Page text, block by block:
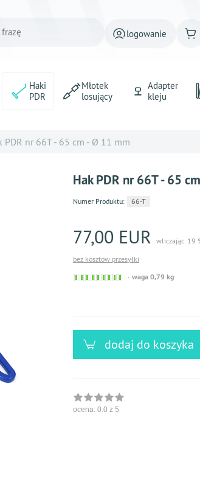
logowanie
Haki
PDR
Młotek
losujący
Adapter
kleju
PDR nr 66T - 65 cm - Ø 11 mm
Hak PDR nr 66T - 65
Numer Produktu: 66-T
77,00 EUR wliczając. 19
bez kosztów przesyłki
Sofort
waga 0,79 kg
dodaj do koszyka
ocena: 0.0 z 5